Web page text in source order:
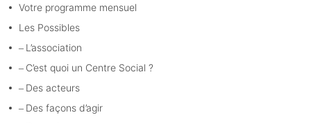
Votre programme mensuel
Les Possibles
L’association
C’est quoi un Centre Social ?
Des acteurs
Des façons d’agir